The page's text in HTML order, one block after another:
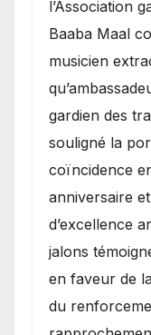
l’Association
Baaba Maal
musicien
gardien des
souligné la
coïncidence
anniversaire
d’excellence
jalons
en faveur de
du